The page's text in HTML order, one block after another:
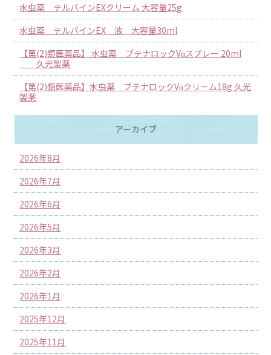
水虫薬 テルバインEXクリーム 大容量25g
水虫薬 テルバインEX 液 大容量30ml
【第(2)類医薬品】 水虫薬 ブテナロックVαスプレー 20ml
久光製薬
【第(2)類医薬品】水虫薬 ブテナロックVαクリーム18g 久光
製薬
アーカイブ
2026年8月
2026年7月
2026年6月
2026年5月
2026年3月
2026年2月
2026年1月
2025年12月
2025年11月